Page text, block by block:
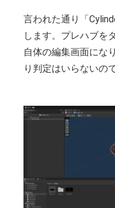
言われた通り「
します。プレハブを
自体の編集画面にな
り判定はいらないの